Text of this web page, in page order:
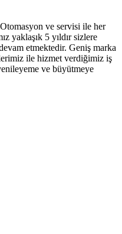
ve servisi ile her
yaklaşık 5 yıldır sizlere
etmektedir. Geniş marka
ile hizmet verdiğimiz iş
ve büyütmeye